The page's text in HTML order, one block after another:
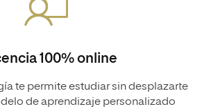
100% online
te permite estudiar sin desplazarte
de aprendizaje personalizado